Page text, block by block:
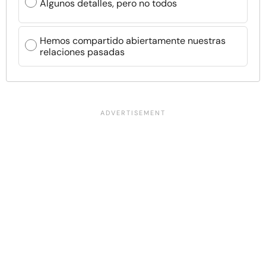
Algunos detalles, pero no todos
Hemos compartido abiertamente nuestras
relaciones pasadas